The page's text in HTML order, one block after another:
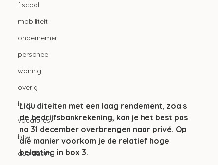
fiscaal
mobiliteit
ondernemer
personeel
woning
overig
blog
vacatures
btw
duurzaam
Liquiditeiten met een laag rendement, zoals
de bedrijfsbankrekening, kan je het best pas
na 31 december overbrengen naar privé. Op
die manier voorkom je de relatief hoge
belasting in box 3.